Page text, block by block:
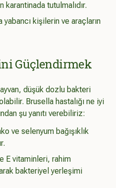
tutulmalıdır.
yabancı kişilerin ve araçların
Güçlendirmek
düşük dozlu bakteri
Brusella hastalığı ne iyi
şu yanıtı verebiliriz:
ve selenyum bağışıklık
E vitaminleri, rahim
bakteriyel yerleşimi